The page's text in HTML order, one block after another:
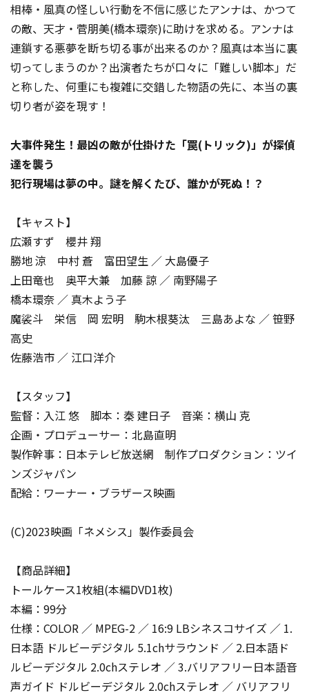
相棒・風真の怪しい行動を不信に感じたアンナは、かつて
の敵、天才・菅朋美(橋本環奈)に助けを求める。アンナは
連鎖する悪夢を断ち切る事が出来るのか？風真は本当に裏
切ってしまうのか？出演者たちが口々に「難しい脚本」だ
と称した、何重にも複雑に交錯した物語の先に、本当の裏
切り者が姿を現す！
大事件発生！最凶の敵が仕掛けた「罠(トリック)」が探偵
達を襲う
犯行現場は夢の中。――謎を解くたび、誰かが死ぬ！？
【キャスト】
広瀬すず 櫻井 翔
勝地 涼 中村 蒼 富田望生 ／ 大島優子
上田竜也 奥平大兼 加藤 諒 ／ 南野陽子
橋本環奈 ／ 真木よう子
魔裟斗 栄信 岡 宏明 駒木根葵汰 三島あよな ／ 笹野
高史
佐藤浩市 ／ 江口洋介
【スタッフ】
監督：入江 悠 脚本：秦 建日子 音楽：横山 克
企画・プロデューサー：北島直明
製作幹事：日本テレビ放送網 制作プロダクション：ツイ
ンズジャパン
配給：ワーナー・ブラザース映画
(C)2023映画「ネメシス」製作委員会
【商品詳細】
トールケース1枚組(本編DVD1枚)
本編：99分
仕様：COLOR ／ MPEG-2 ／ 16:9 LBシネスコサイズ ／ 1.
日本語 ドルビーデジタル 5.1chサラウンド ／ 2.日本語ド
ルビーデジタル 2.0chステレオ ／ 3.バリアフリー日本語音
声ガイド ドルビーデジタル 2.0chステレオ ／ バリアフリ